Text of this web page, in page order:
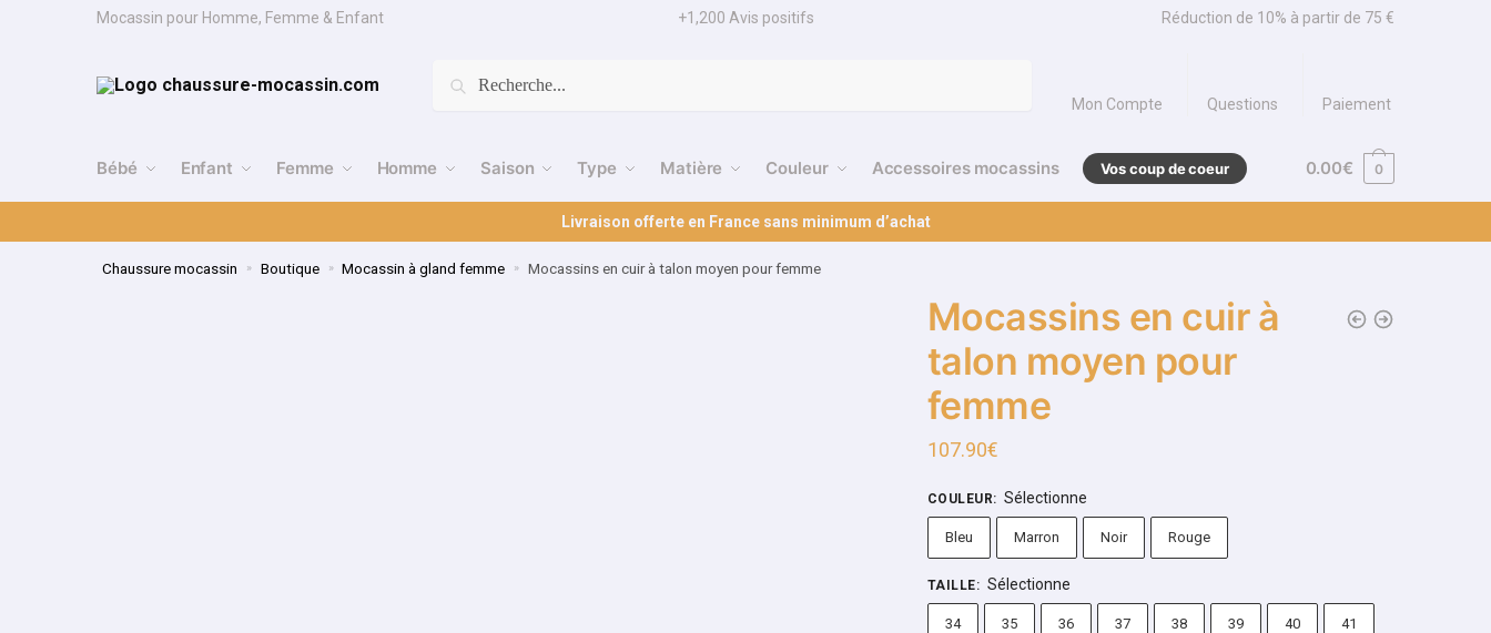
Mocassin pour Homme, Femme & Enfant +1,200 Avis positifs Réduction de 10% à partir de 75 €
Recherche Mon Compte Questions Paiement
Bébé Enfant Femme Homme Saison Type Matière Couleur Accessoires mocassins Vos coup de coeur 0.00€ 0
Livraison offerte en France sans minimum d’achat
Chaussure mocassin » Boutique » Mocassin à gland femme » Mocassins en cuir à talon moyen pour femme
Mocassins en cuir à
talon moyen pour
femme
107.90€
COULEUR: Sélectionne
Bleu Marron Noir Rouge
TAILLE: Sélectionne
34 35 36 37 38 39 40 41